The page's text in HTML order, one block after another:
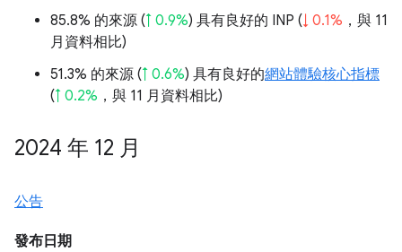
85.8% 的來源 (↑ 0.9%) 具有良好的 INP (↓ 0.1% ，與 11
月資料相比)
51.3% 的來源 (↑ 0.6%) 具有良好的網站體驗核心指標
(↑ 0.2% ，與 11 月資料相比)
2024 年 12 月
公告
發布日期